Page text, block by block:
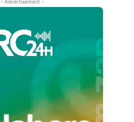
- Advertisement -